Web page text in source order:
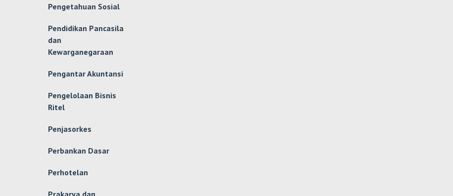
Pengetahuan Sosial
Pendidikan Pancasila
dan
Kewarganegaraan
Pengantar Akuntansi
Pengelolaan Bisnis
Ritel
Penjasorkes
Perbankan Dasar
Perhotelan
Prakarya dan